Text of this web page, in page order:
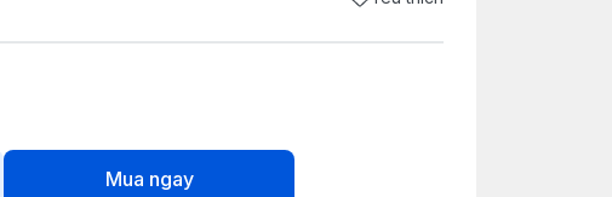
Mua ngay